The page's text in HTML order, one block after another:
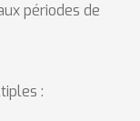
périodes de
: